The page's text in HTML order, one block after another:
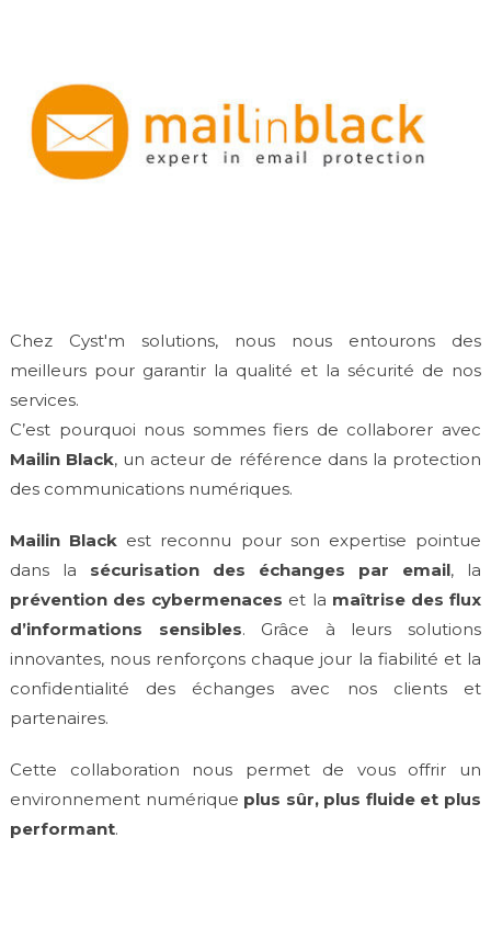
Chez Cyst'm solutions, nous nous entourons des
meilleurs pour garantir la qualité et la sécurité de nos
services.
C’est pourquoi nous sommes fiers de collaborer avec
Mailin Black, un acteur de référence dans la protection
des communications numériques.
Mailin Black est reconnu pour son expertise pointue
dans la sécurisation des échanges par email, la
prévention des cybermenaces et la maîtrise des flux
d’informations sensibles. Grâce à leurs solutions
innovantes, nous renforçons chaque jour la fiabilité et la
confidentialité des échanges avec nos clients et
partenaires.
Cette collaboration nous permet de vous offrir un
environnement numérique plus sûr, plus fluide et plus
performant.